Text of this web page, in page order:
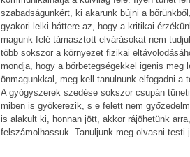
szabadságunkért, ki akarunk bújni a
gyakori lelki háttere az, hogy a kritikai
magunk felé támasztott elvárásokat nem
több sokszor a környezet fizikai
mondja, hogy a bőrbetegségekkel igenis
önmagunkkal, meg kell tanulnunk elfogadni a
A gyógyszerek szedése sokszor csupán
miben is gyökerezik, s e felett nem
is alakult ki, honnan jött, akkor rájöhetünk
felszámolhassuk. Tanuljunk meg olvasni testi